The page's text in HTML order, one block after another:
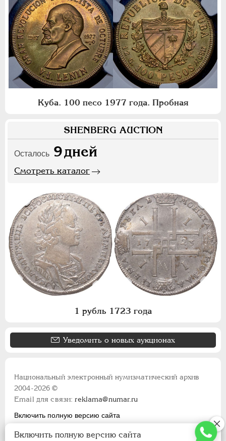
Куба. 100 песо 1977 года. Пробная
SHENBERG AUCTION
Осталось 9дней
Смотреть каталог
1 рубль 1723 года
Уведомить о новых аукционах
Национальный электронный нумизматический архив
2004-2026 ©
Email для связи:reklama@numar.ru
Включить полную версию сайта
Включить полную версию сайта